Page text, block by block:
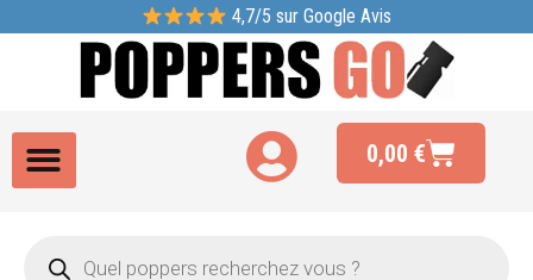
4,7/5 sur Google Avis
0,00€